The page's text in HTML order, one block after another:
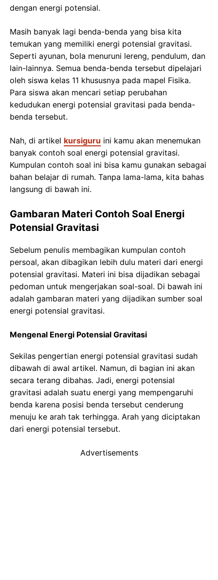
dengan energi potensial.
Masih banyak lagi benda-benda yang bisa kita
temukan yang memiliki energi potensial gravitasi.
Seperti ayunan, bola menuruni lereng, pendulum, dan
lain-lainnya. Semua benda-benda tersebut dipelajari
oleh siswa kelas 11 khususnya pada mapel Fisika.
Para siswa akan mencari setiap perubahan
kedudukan energi potensial gravitasi pada benda-
benda tersebut.
Nah, di artikel kursiguru ini kamu akan menemukan
banyak contoh soal energi potensial gravitasi.
Kumpulan contoh soal ini bisa kamu gunakan sebagai
bahan belajar di rumah. Tanpa lama-lama, kita bahas
langsung di bawah ini.
Gambaran Materi Contoh Soal Energi
Potensial Gravitasi
Sebelum penulis membagikan kumpulan contoh
persoal, akan dibagikan lebih dulu materi dari energi
potensial gravitasi. Materi ini bisa dijadikan sebagai
pedoman untuk mengerjakan soal-soal. Di bawah ini
adalah gambaran materi yang dijadikan sumber soal
energi potensial gravitasi.
Mengenal Energi Potensial Gravitasi
Sekilas pengertian energi potensial gravitasi sudah
dibawah di awal artikel. Namun, di bagian ini akan
secara terang dibahas. Jadi, energi potensial
gravitasi adalah suatu energi yang mempengaruhi
benda karena posisi benda tersebut cenderung
menuju ke arah tak terhingga. Arah yang diciptakan
dari energi potensial tersebut.
Advertisements